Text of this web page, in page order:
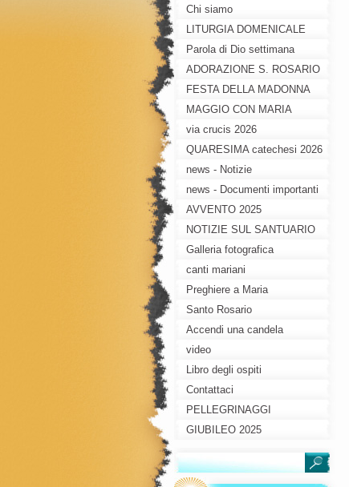
Chi siamo
LITURGIA DOMENICALE
Parola di Dio settimana
ADORAZIONE S. ROSARIO
MEDITATO
FESTA DELLA MADONNA
DEL PIANTO
MAGGIO CON MARIA
via crucis 2026
QUARESIMA catechesi 2026
news - Notizie
news - Documenti importanti
AVVENTO 2025
NOTIZIE SUL SANTUARIO
Galleria fotografica
canti mariani
Preghiere a Maria
Santo Rosario
Accendi una candela
video
Libro degli ospiti
Contattaci
PELLEGRINAGGI
GIUBILEO 2025